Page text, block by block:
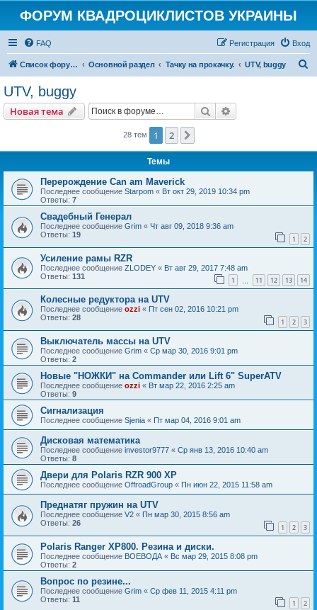
ФОРУМ КВАДРОЦИКЛИСТОВ УКРАИНЫ
FAQ Вход
Регистрация
Список форумов Основной раздел Тачку на прокачку. UTV, buggy
UTV, buggy
Новая тема Поиск
28 тем 1 2
Темы
Перерождение Can am Maverick
Последнее сообщение Starpom « Вт окт 29, 2019 10:34 pm
Ответы: 7
Свадебный Генерал
Последнее сообщение Grim « Чт авг 09, 2018 9:36 am
Ответы: 19 1 2
Усиление рамы RZR
Последнее сообщение ZLODEY « Вт авг 29, 2017 7:48 am
Ответы: 131 1 11 12 13 14
Колесные редуктора на UTV
Последнее сообщение ozzi « Пт сен 02, 2016 10:21 pm
Ответы: 28 1 2 3
Выключатель массы на UTV
Последнее сообщение Grim « Ср мар 30, 2016 9:01 pm
Ответы: 2
Новые "НОЖКИ" на Commander или Lift 6" SuperATV
Последнее сообщение ozzi « Вт мар 22, 2016 2:25 am
Ответы: 9
Сигнализация
Последнее сообщение Sjenia « Пт мар 04, 2016 9:01 am
Дисковая математика
Последнее сообщение investor9777 « Ср янв 13, 2016 10:40 am
Ответы: 8
Двери для Polaris RZR 900 XP
Последнее сообщение OffroadGroup « Пн июн 22, 2015 11:58 am
Преднатяг пружин на UTV
Последнее сообщение V2 « Пн мар 30, 2015 8:56 am
Ответы: 26 1 2 3
Polaris Ranger XP800. Резина и диски.
Последнее сообщение ВОЕВОДА « Вс мар 29, 2015 8:08 pm
Ответы: 2
Вопрос по резине...
Последнее сообщение Grim « Ср фев 11, 2015 4:11 pm
Ответы: 11 1 2